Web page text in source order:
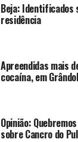
Beja:
residência
Apreendidas mais
cocaína, em
Opinião:
sobre Cancro do